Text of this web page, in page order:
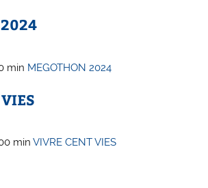
min MEGOTHON 2024
minVIVRE CENT VIES